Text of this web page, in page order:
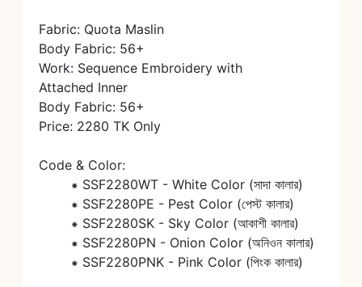
Fabric: Quota Maslin
Body Fabric: 56+
Work: Sequence Embroidery with
Attached Inner
Body Fabric: 56+
Price: 2280 TK Only
Code & Color: